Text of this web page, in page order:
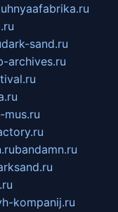
dark-sand.ru
archives.ru
mus.ru
bandamn.ru
kompanij.ru